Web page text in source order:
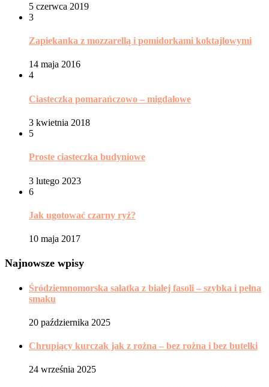
5 czerwca 2019
3
Zapiekanka z mozzarellą i pomidorkami koktajlowymi
14 maja 2016
4
Ciasteczka pomarańczowo – migdałowe
3 kwietnia 2018
5
Proste ciasteczka budyniowe
3 lutego 2023
6
Jak ugotować czarny ryż?
10 maja 2017
Najnowsze wpisy
Śródziemnomorska sałatka z białej fasoli – szybka i pełna
smaku
20 października 2025
Chrupiący kurczak jak z rożna – bez rożna i bez butelki
24 września 2025